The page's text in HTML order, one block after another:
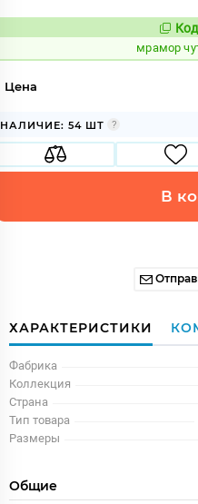
мрамор
Цена
НАЛИЧИЕ: 54 ШТ
В
ХАРАКТЕРИСТИКИ
Фабрика
Коллекция
Страна
Тип товара
Размеры
Общие